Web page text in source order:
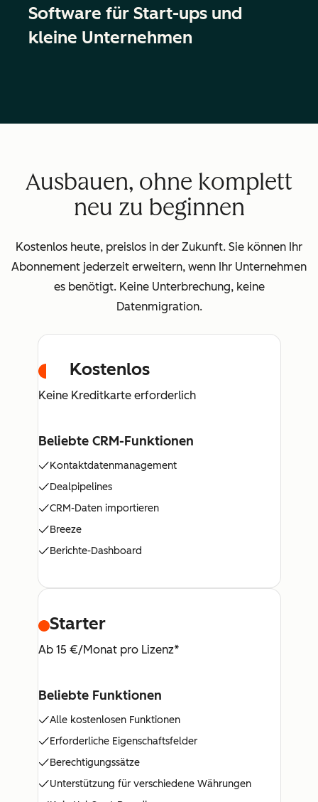
Software für Start-ups und
kleine Unternehmen
Ausbauen, ohne komplett
neu zu beginnen
Kostenlos heute, preislos in der Zukunft. Sie können Ihr
Abonnement jederzeit erweitern, wenn Ihr Unternehmen
es benötigt. Keine Unterbrechung, keine
Datenmigration.
Kostenlos
Keine Kreditkarte erforderlich
Beliebte CRM-Funktionen
Kontaktdatenmanagement
Dealpipelines
CRM-Daten importieren
Breeze
Berichte-Dashboard
Starter
Ab 15 €/Monat pro Lizenz*
Beliebte Funktionen
Alle kostenlosen Funktionen
Erforderliche Eigenschaftsfelder
Berechtigungssätze
Unterstützung für verschiedene Währungen